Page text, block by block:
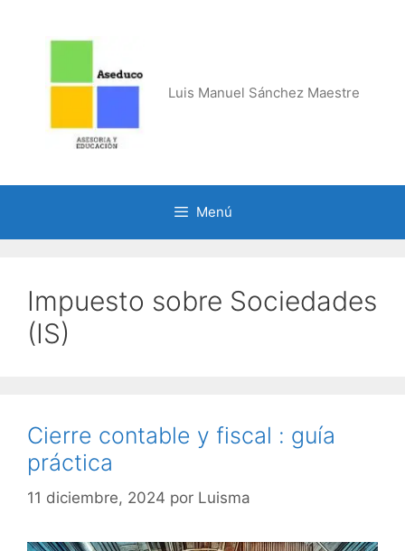
Luis Manuel Sánchez Maestre
Menú
Impuesto sobre Sociedades
(IS)
Cierre contable y fiscal : guía
práctica
11 diciembre, 2024 por Luisma